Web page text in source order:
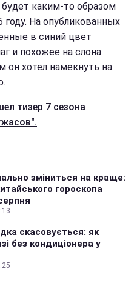
будет каким-то образом
На опубликованных
в синий цвет
и похожее на слона
он хотел намекнуть на
тизер 7 сезона
зміниться на краще:
гороскопа
скасовується: як
без кондиціонера у